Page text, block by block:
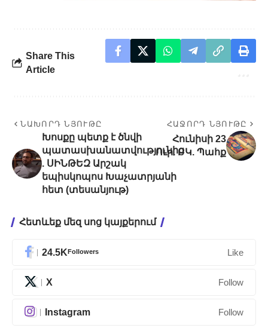
Share This
Article
ՆԱԽՈՐԴ ՆՅՈՒԹԸ
Խոսքը պետք է ծնվի
պատասխանատվությունից
. ՍԻՆԹԵԶ Արշակ
եպիսկոպոս Խաչատրյանի
հետ (տեսանյութ)
ՀԱՋՈՐԴ ՆՅՈՒԹԸ
Հունիսի 23
Ուր. ԲԿ. Պահք
Հետևեք մեզ սոց կայքերում
24.5KFollowers Like
X Follow
Instagram Follow